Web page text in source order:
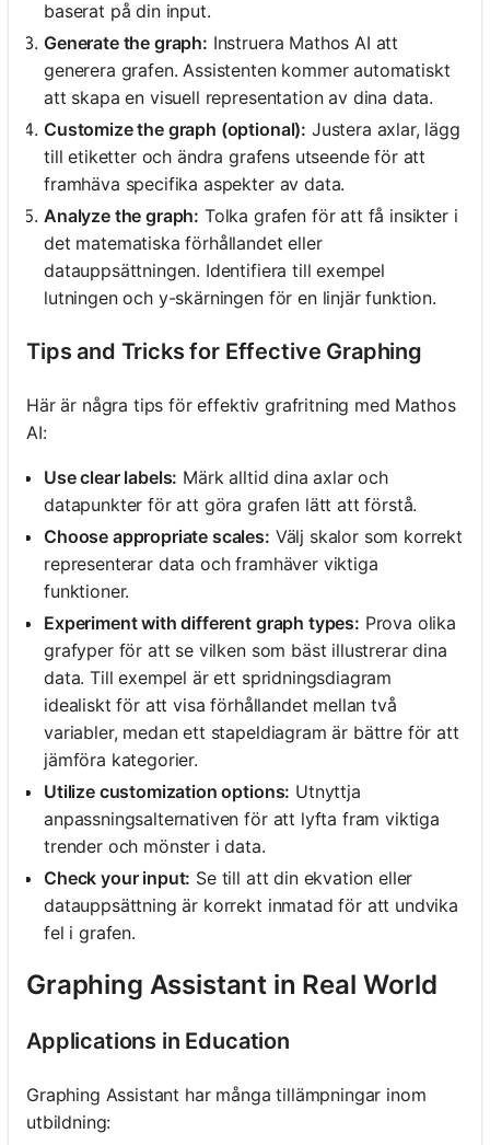
baserat på din input.
Generate the graph: Instruera Mathos AI att
generera grafen. Assistenten kommer automatiskt
att skapa en visuell representation av dina data.
Customize the graph (optional): Justera axlar, lägg
till etiketter och ändra grafens utseende för att
framhäva specifika aspekter av data.
Analyze the graph: Tolka grafen för att få insikter i
det matematiska förhållandet eller
datauppsättningen. Identifiera till exempel
lutningen och y-skärningen för en linjär funktion.
Tips and Tricks for Effective Graphing
Här är några tips för effektiv grafritning med Mathos
AI:
Use clear labels: Märk alltid dina axlar och
datapunkter för att göra grafen lätt att förstå.
Choose appropriate scales: Välj skalor som korrekt
representerar data och framhäver viktiga
funktioner.
Experiment with different graph types: Prova olika
grafyper för att se vilken som bäst illustrerar dina
data. Till exempel är ett spridningsdiagram
idealiskt för att visa förhållandet mellan två
variabler, medan ett stapeldiagram är bättre för att
jämföra kategorier.
Utilize customization options: Utnyttja
anpassningsalternativen för att lyfta fram viktiga
trender och mönster i data.
Check your input: Se till att din ekvation eller
datauppsättning är korrekt inmatad för att undvika
fel i grafen.
Graphing Assistant in Real World
Applications in Education
Graphing Assistant har många tillämpningar inom
utbildning: